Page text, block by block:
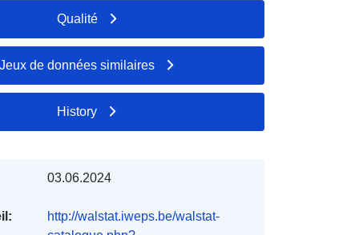
Qualité
Jeux de données similaires
History
03.06.2024
http://walstat.iweps.be/walstat-